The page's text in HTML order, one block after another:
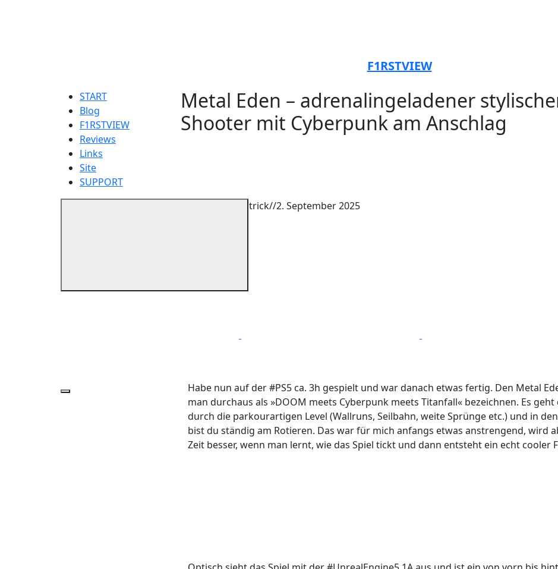
START
Blog
F1RSTVIEW
Reviews
Links
Site
SUPPORT
F1RSTVIEW
Metal Eden – adrenalingeladener
Shooter mit Cyberpunk am Anschlag
Patrick//2. September 2025
Habe nun auf der #PS5 ca. 3h gespielt und war danach etwas fertig. Den Metal
man durchaus als »DOOM meets Cyberpunk meets Titanfall« bezeichnen. Es
durch die parkourartigen Level (Wallruns, Seilbahn, weite Sprünge etc.) und in
bist du ständig am Rotieren. Das war für mich anfangs etwas anstrengend, wird
Zeit besser, wenn man lernt, wie das Spiel tickt und dann entsteht ein echt cooler